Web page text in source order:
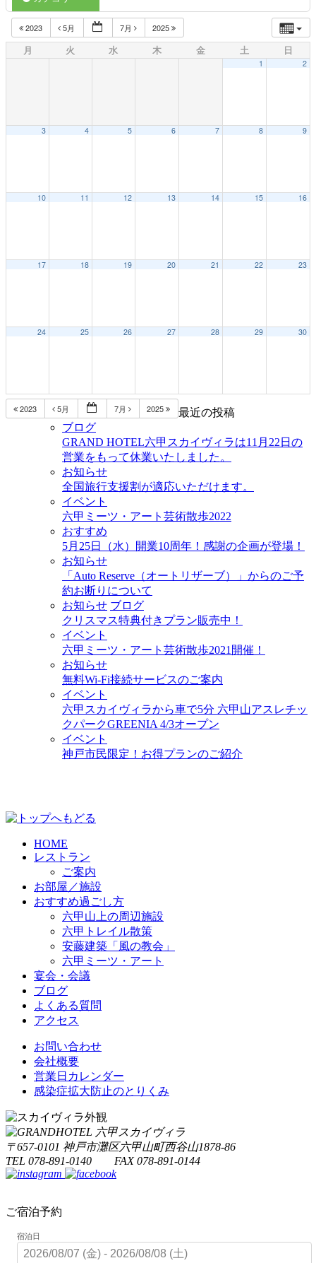
2023 5月 7月 2025
月 火 水 木 金 土 日
1 2
3 4 5 6 7 8 9
10 11 12 13 14 15 16
17 18 19 20 21 22 23
24 25 26 27 28 29 30
2023 5月 7月 2025
最近の投稿
ブログ
GRAND HOTEL六甲スカイヴィラは11月22日の
営業をもって休業いたしました。
お知らせ
全国旅行支援割が適応いただけます。
イベント
六甲ミーツ・アート芸術散歩2022
おすすめ
5月25日（水）開業10周年！感謝の企画が登場！
お知らせ
「Auto Reserve（オートリザーブ）」からのご予
約お断りについて
お知らせ ブログ
クリスマス特典付きプラン販売中！
イベント
六甲ミーツ・アート芸術散歩2021開催！
お知らせ
無料Wi-Fi接続サービスのご案内
イベント
六甲スカイヴィラから車で5分 六甲山アスレチッ
クパークGREENIA 4/3オープン
イベント
神戸市民限定！お得プランのご紹介
HOME
レストラン
ご案内
お部屋／施設
おすすめ過ごし方
六甲山上の周辺施設
六甲トレイル散策
安藤建築「風の教会」
六甲ミーツ・アート
宴会・会議
ブログ
よくある質問
アクセス
お問い合わせ
会社概要
営業日カレンダー
感染症拡大防止のとりくみ
〒657-0101 神戸市灘区六甲山町西谷山1878-86
TEL 078-891-0140 FAX 078-891-0144
ご宿泊予約
宿泊日